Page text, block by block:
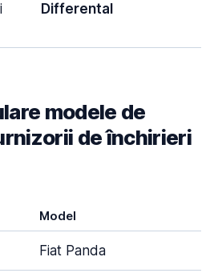
Differental
modele de
de închirieri
Model
Fiat Panda